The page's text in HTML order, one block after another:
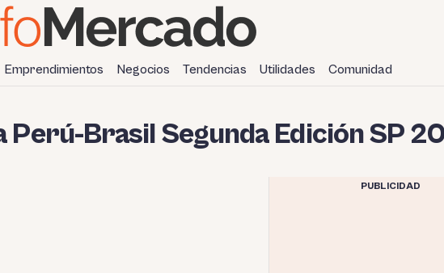
Emprendimientos Negocios Tendencias Utilidades Comunidad
Perú-Brasil Segunda Edición SP
PUBLICIDAD